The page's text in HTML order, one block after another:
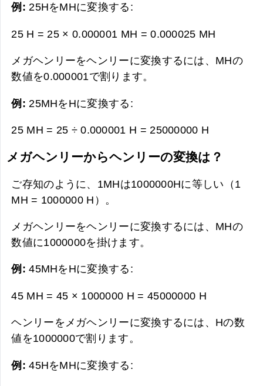
例:25HをMHに変換する:
25 H = 25 × 0.000001 MH =0.000025 MH
メガヘンリーをヘンリーに変換するには、MHの
数値を0.000001で割ります。
例: 25MHをHに変換する:
25 MH = 25 ÷ 0.000001 H = 25000000 H
メガヘンリーからヘンリーの変換は？
ご存知のように、1MHは1000000Hに等しい（1
MH = 1000000 H）。
メガヘンリーをヘンリーに変換するには、MHの
数値に1000000を掛けます。
例:45MHをHに変換する:
45 MH = 45 × 1000000 H = 45000000 H
ヘンリーをメガヘンリーに変換するには、Hの数
値を1000000で割ります。
例:45HをMHに変換する: